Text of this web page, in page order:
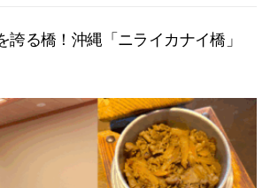
誇る橋！沖縄「ニライカナイ橋」